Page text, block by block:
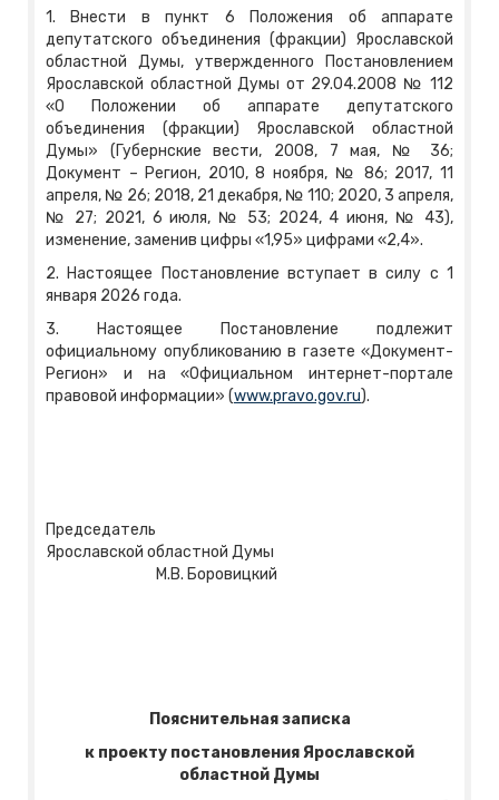
1. Внести в пункт 6 Положения об аппарате
депутатского объединения (фракции) Ярославской
областной Думы, утвержденного Постановлением
Ярославской областной Думы от 29.04.2008 № 112
«О Положении об аппарате депутатского
объединения (фракции) Ярославской областной
Думы» (Губернские вести, 2008, 7 мая, № 36;
Документ – Регион, 2010, 8 ноября, № 86; 2017, 11
апреля, № 26; 2018, 21 декабря, № 110; 2020, 3 апреля,
№ 27; 2021, 6 июля, № 53; 2024, 4 июня, № 43),
изменение, заменив цифры «1,95» цифрами «2,4».
2. Настоящее Постановление вступает в силу с 1
января 2026 года.
3. Настоящее Постановление подлежит
официальному опубликованию в газете «Документ-
Регион» и на «Официальном интернет-портале
правовой информации» (www.pravo.gov.ru).
Председатель
Ярославской областной Думы
М.В. Боровицкий
Пояснительная записка
к проекту постановления Ярославской
областной Думы